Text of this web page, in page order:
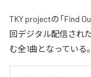
TKY projectの「Find
回デジタル配信され
む全1曲となっている。